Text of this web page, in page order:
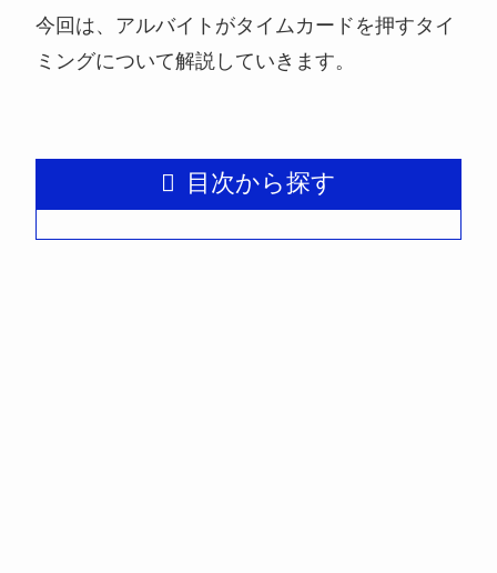
今回は、アルバイトがタイムカードを押すタイ
ミングについて解説していきます。
目次から探す